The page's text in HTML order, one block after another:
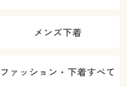
メンズ下着
ファッション・下着すべて